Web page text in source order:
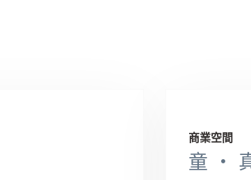
商業空間
童 ‧